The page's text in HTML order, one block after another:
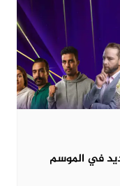
في الموسم